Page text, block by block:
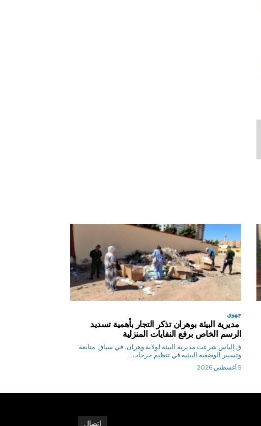
جهوي
مديرية البيئة بوهران تذكر التجار بأهمية تسديد
الرسم الخاص برفع النفايات المنزلية
ق.إلياس شرعت مديرية البيئة لولاية وهران، في سياق متابعة
وتسيير الوضعية البيئية في تنظيم خرجات...
5 أغسطس 2026
اتصال